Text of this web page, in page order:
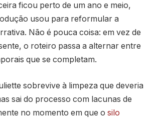
ficou perto de um ano e meio,
usou para reformular a
Não é pouca coisa: em vez de
o roteiro passa a alternar entre
que se completam.
sobrevive à limpeza que deveria
sai do processo com lacunas de
no momento em que o silo